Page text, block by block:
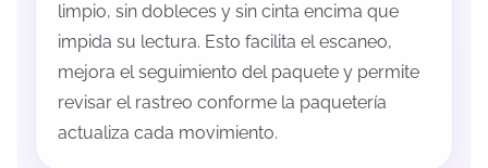
limpio, sin dobleces y sin cinta encima que
impida su lectura. Esto facilita el escaneo,
mejora el seguimiento del paquete y permite
revisar el rastreo conforme la paquetería
actualiza cada movimiento.